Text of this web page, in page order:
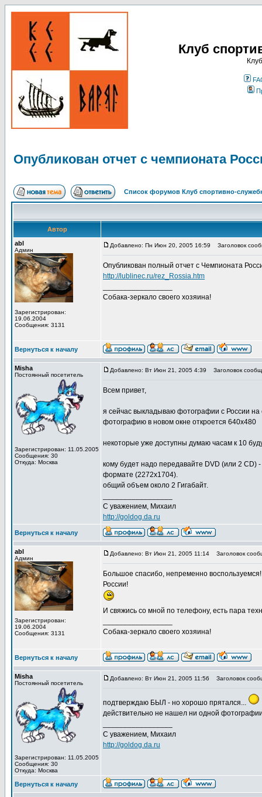
Клуб
Опубликован отчет с чемпионата
Список форумов Клуб спортивно-
Автор
abl
Админ
Зарегистрирован:
19.06.2004
Сообщения: 3131
Добавлено: Пн Июн 20, 2005 16:59 Заголовок
Опубликован полный отчет с Чемпионата
http://lublinec.ru/rez_Rossia.htm
Собака-зеркало своего хозяина!
Вернуться к началу
Misha
Постоянный посетитель
Зарегистрирован: 11.05.2005
Сообщения: 30
Откуда: Москва
Добавлено: Вт Июн 21, 2005 4:39 Заголовок
Всем привет,
я сейчас выкладываю фотографии с России на
фотографию в новом окне откроется 640х480
некоторые уже доступны думаю часам к 10
кому будет надо передавайте DVD (или 2 CD)
формате (2272х1704).
общий объем около 2 Гигабайт.
С уважением, Михаил
http://goldog.da.ru
Вернуться к началу
abl
Админ
Зарегистрирован:
19.06.2004
Сообщения: 3131
Добавлено: Вт Июн 21, 2005 11:14 Заголовок
Большое спасибо, непременно
России!
И свяжись со мной по телефону, есть пара
Собака-зеркало своего хозяина!
Вернуться к началу
Misha
Постоянный посетитель
Зарегистрирован: 11.05.2005
Сообщения: 30
Откуда: Москва
Добавлено: Вт Июн 21, 2005 11:56 Заголовок
подтверждаю БЫЛ - но хорошо прятался...
действительно не нашел ни одной
С уважением, Михаил
http://goldog.da.ru
Вернуться к началу